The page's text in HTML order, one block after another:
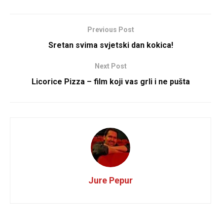
Previous Post
Sretan svima svjetski dan kokica!
Next Post
Licorice Pizza – film koji vas grli i ne pušta
Jure Pepur